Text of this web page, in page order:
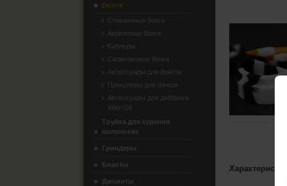
Бонги
Стеклянные бонги
Акриловые бонги
Баблеры
Силиконовые бонги
Аксессуары для бонгов
Прекулеры для бонгов
Аксессуары для даббинга
Wax-Oil
Трубка для курения
маленькие
Гриндеры
Бланты
Джоинты